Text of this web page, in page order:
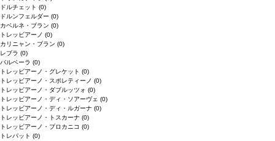
ドルチェット (0)
ドルンフェルダー (0)
カベルネ・ブラン (0)
トレッビアーノ (0)
カリニャン・ブラン (0)
レブラ (0)
バルベーラ (0)
トレッビアーノ・グレケット (0)
トレッビアーノ・スポレティーノ (0)
トレッビアーノ・ダブルッツォ (0)
トレッビアーノ・ディ・ソアーヴェ (0)
トレッビアーノ・ディ・ルガーナ (0)
トレッビアーノ・トスカーナ (0)
トレッビアーノ・プロカニコ (0)
トレパット (0)